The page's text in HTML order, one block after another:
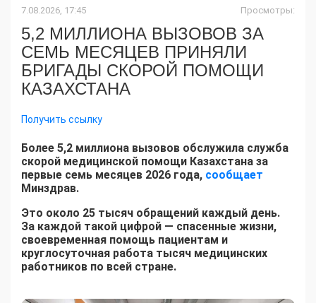
7.08.2026, 17:45 Просмотры:
5,2 МИЛЛИОНА ВЫЗОВОВ ЗА
СЕМЬ МЕСЯЦЕВ ПРИНЯЛИ
БРИГАДЫ СКОРОЙ ПОМОЩИ
КАЗАХСТАНА
Получить ссылку
Более 5,2 миллиона вызовов обслужила служба
скорой медицинской помощи Казахстана за
первые семь месяцев 2026 года, сообщает
Минздрав.
Это около 25 тысяч обращений каждый день.
За каждой такой цифрой — спасенные жизни,
своевременная помощь пациентам и
круглосуточная работа тысяч медицинских
работников по всей стране.